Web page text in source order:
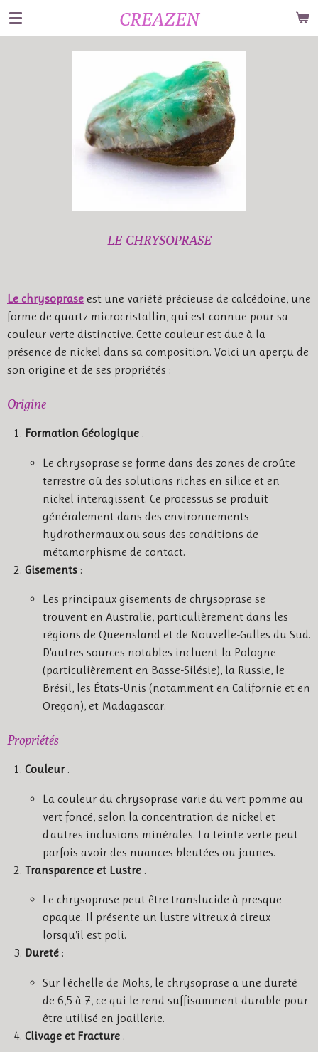
Passer
au
CREAZEN
LE CHRYSOPRASE
Le chrysoprase est une variété précieuse de calcédoine, une
forme de quartz microcristallin, qui est connue pour sa
couleur verte distinctive. Cette couleur est due à la
présence de nickel dans sa composition. Voici un aperçu de
son origine et de ses propriétés :
Origine
Formation Géologique :
Le chrysoprase se forme dans des zones de croûte
terrestre où des solutions riches en silice et en
nickel interagissent. Ce processus se produit
généralement dans des environnements
hydrothermaux ou sous des conditions de
métamorphisme de contact.
Gisements :
Les principaux gisements de chrysoprase se
trouvent en Australie, particulièrement dans les
régions de Queensland et de Nouvelle-Galles du Sud.
D'autres sources notables incluent la Pologne
(particulièrement en Basse-Silésie), la Russie, le
Brésil, les États-Unis (notamment en Californie et en
Oregon), et Madagascar.
Propriétés
Couleur:
La couleur du chrysoprase varie du vert pomme au
vert foncé, selon la concentration de nickel et
d'autres inclusions minérales. La teinte verte peut
parfois avoir des nuances bleutées ou jaunes.
Transparence et Lustre :
Le chrysoprase peut être translucide à presque
opaque. Il présente un lustre vitreux à cireux
lorsqu'il est poli.
Dureté :
Sur l'échelle de Mohs, le chrysoprase a une dureté
de 6,5 à 7, ce qui le rend suffisamment durable pour
être utilisé en joaillerie.
Clivage et Fracture :